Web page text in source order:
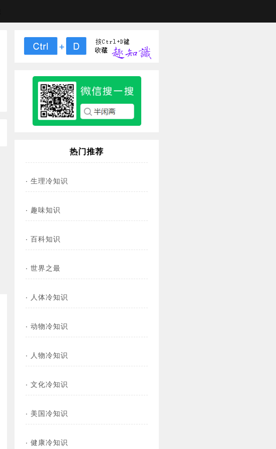
热门推荐
· 生理冷知识
· 趣味知识
· 百科知识
· 世界之最
· 人体冷知识
· 动物冷知识
· 人物冷知识
· 文化冷知识
· 美国冷知识
· 健康冷知识